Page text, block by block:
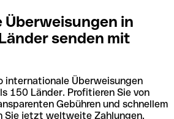
Überweisungen in
senden mit
internationale Überweisungen
150 Länder. Profitieren Sie von
Gebühren und schnellem
Sie jetzt weltweite Zahlungen.